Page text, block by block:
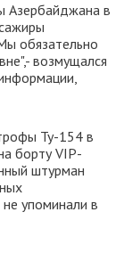
Азербайджана в
обязательно
возмущался
Ту-154 в
борту VIP-
штурман
упоминали в